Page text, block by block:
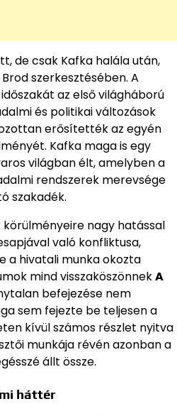
de csak Kafka halála után,
szerkesztésében. A
az első világháború
és politikai változások
erősítették az egyén
Kafka maga is egy
világban élt, amelyben a
rendszerek merevsége
szakadék.
nagy hatással
való konfliktusa,
a hivatali munka okozta
mind visszaköszönnekA
befejezése nem
sem fejezte be teljesen a
kívül számos részlet nyitva
munkája révén azonban a
állt össze.
háttér